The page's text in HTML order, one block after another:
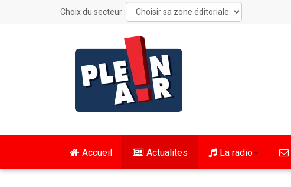
Choix du secteur :
Accueil Actualites La radio